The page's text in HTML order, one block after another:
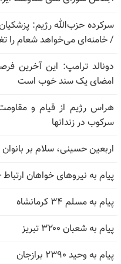
/ خامنه‌ای می‌خواهد شعام را
دونالد ترامپ: این آخرین
امضای یک سند خوب است
هراس رژیم از قیام و
سرکوب در زندانها
اربعین حسینی، سلام بر بانوان
پیام به نیروهای خواهان ارتباط - ۱۳مرداد
پیام به مسلم ۳۴ کرمانشاه
پیام به شعبان ۳۲۰۰ تبریز
پیام به وحید ۲۳۹۰ برازجان